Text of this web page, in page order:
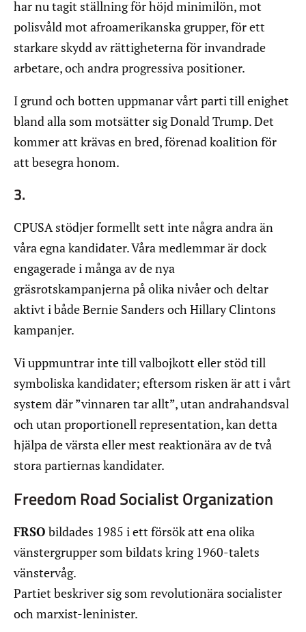
har nu tagit ställning för höjd minimilön, mot
polisvåld mot afroamerikanska grupper, för ett
starkare skydd av rättigheterna för invandrade
arbetare, och andra progressiva positioner.
I grund och botten uppmanar vårt parti till enighet
bland alla som motsätter sig Donald Trump. Det
kommer att krävas en bred, förenad koalition för
att besegra honom.
3.
CPUSA stödjer formellt sett inte några andra än
våra egna kandidater. Våra medlemmar är dock
engagerade i många av de nya
gräsrotskampanjerna på olika nivåer och deltar
aktivt i både Bernie Sanders och Hillary Clintons
kampanjer.
Vi uppmuntrar inte till valbojkott eller stöd till
symboliska kandidater; eftersom risken är att i vårt
system där ”vinnaren tar allt”, utan andrahandsval
och utan proportionell representation, kan detta
hjälpa de värsta eller mest reaktionära av de två
stora partiernas kandidater.
Freedom Road Socialist Organization
FRSO bildades 1985 i ett försök att ena olika
vänstergrupper som bildats kring 1960-talets
vänstervåg.
Partiet beskriver sig som revolutionära socialister
och marxist-leninister.